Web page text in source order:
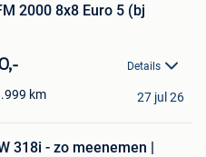
2000 8x8 Euro 5 (bj
Details
km 27 jul 26
318i - zo meenemen |